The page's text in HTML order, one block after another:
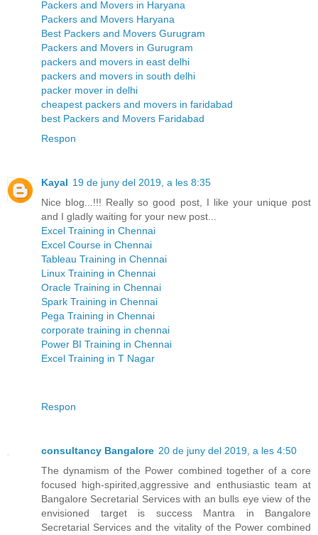
Packers and Movers in Haryana
Packers and Movers Haryana
Best Packers and Movers Gurugram
Packers and Movers in Gurugram
packers and movers in east delhi
packers and movers in south delhi
packer mover in delhi
cheapest packers and movers in faridabad
best Packers and Movers Faridabad
Respon
Kayal 19 de juny del 2019, a les 8:35
Nice blog...!!! Really so good post, I like your unique post
and I gladly waiting for your new post...
Excel Training in Chennai
Excel Course in Chennai
Tableau Training in Chennai
Linux Training in Chennai
Oracle Training in Chennai
Spark Training in Chennai
Pega Training in Chennai
corporate training in chennai
Power BI Training in Chennai
Excel Training in T Nagar
Respon
consultancy Bangalore 20 de juny del 2019, a les 4:50
The dynamism of the Power combined together of a core
focused high-spirited,aggressive and enthusiastic team at
Bangalore Secretarial Services with an bulls eye view of the
envisioned target is success Mantra in Bangalore
Secretarial Services and the vitality of the Power combined